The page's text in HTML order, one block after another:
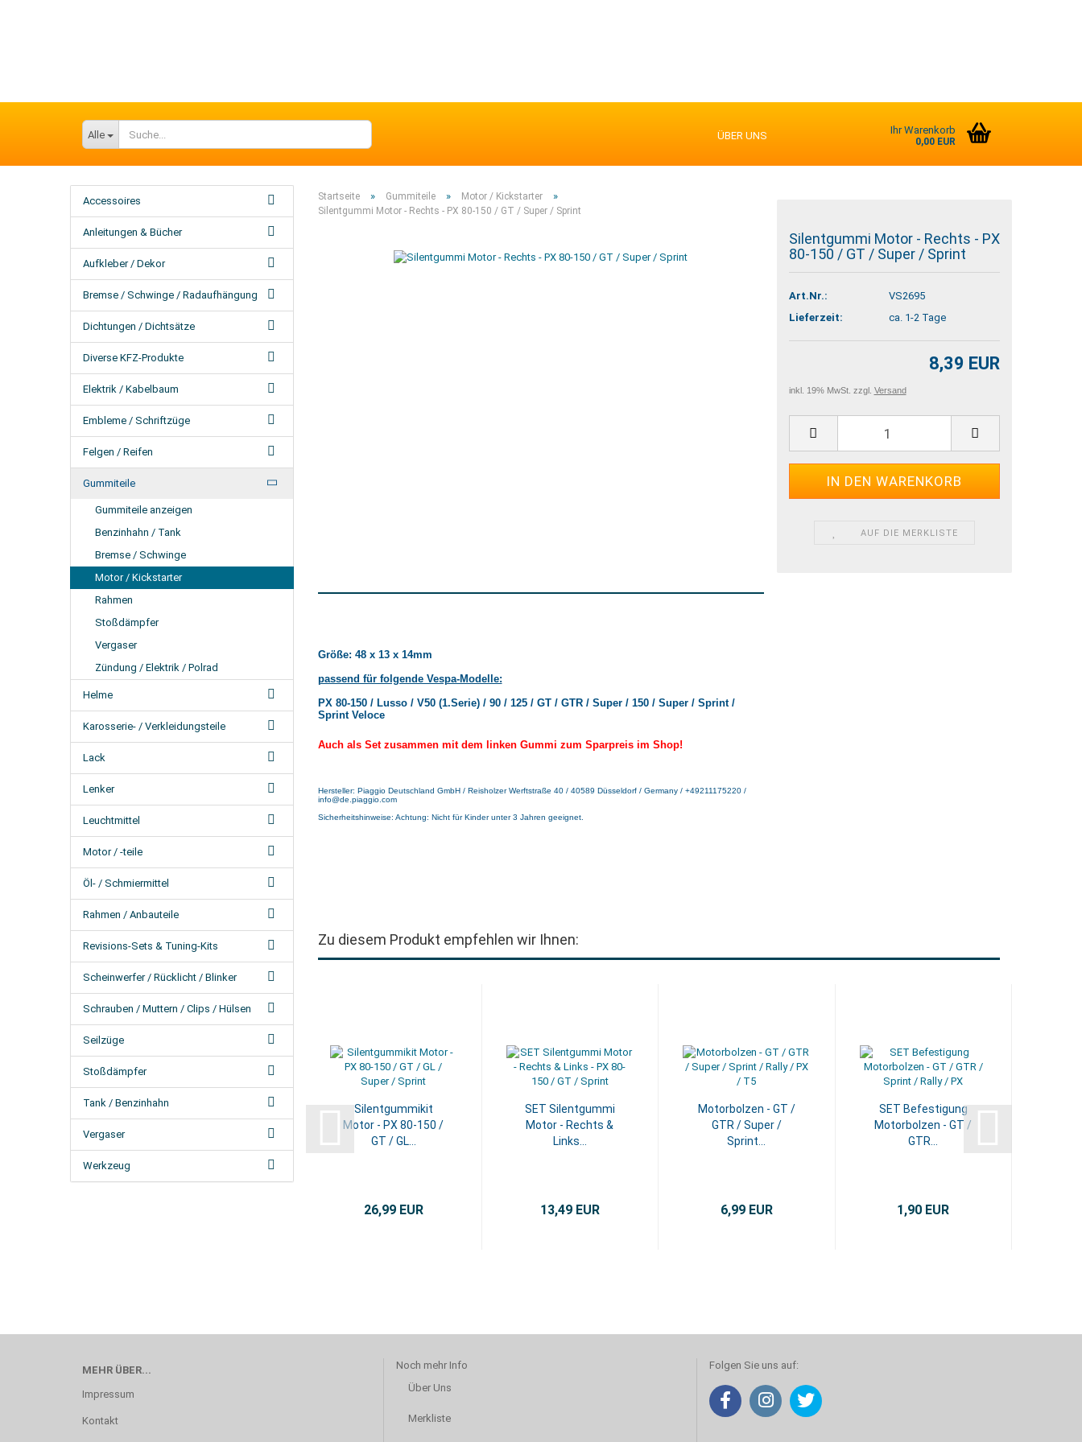
Alle Ihr Warenkorb
0,00 EUR
ÜBER UNS
Startseite » Gummiteile » Motor / Kickstarter »
Silentgummi Motor - Rechts - PX 80-150 / GT / Super / Sprint
Silentgummi Motor - Rechts - PX
80-150 / GT / Super / Sprint
Art.Nr.:
VS2695
Lieferzeit:
ca. 1-2 Tage
8,39 EUR
inkl. 19% MwSt. zzgl. Versand
AUF DIE MERKLISTE
Größe: 48 x 13 x 14mm
passend für folgende Vespa-Modelle:
PX 80-150 / Lusso / V50 (1.Serie) / 90 / 125 / GT / GTR / Super / 150 / Super / Sprint /
Sprint Veloce
Auch als Set zusammen mit dem linken Gummi zum Sparpreis im Shop!
Hersteller: Piaggio Deutschland GmbH / Reisholzer Werftstraße 40 / 40589 Düsseldorf / Germany / +49211175220 /
info@de.piaggio.com
Sicherheitshinweise: Achtung: Nicht für Kinder unter 3 Jahren geeignet.
Zu diesem Produkt empfehlen wir Ihnen:
Silentgummikit
Motor - PX 80-150 /
GT / GL...
26,99 EUR
SET Silentgummi
Motor - Rechts &
Links...
13,49 EUR
Motorbolzen - GT /
GTR / Super /
Sprint...
6,99 EUR
SET Befestigung
Motorbolzen - GT /
GTR...
1,90 EUR
Accessoires
Anleitungen & Bücher
Aufkleber / Dekor
Bremse / Schwinge / Radaufhängung
Dichtungen / Dichtsätze
Diverse KFZ-Produkte
Elektrik / Kabelbaum
Embleme / Schriftzüge
Felgen / Reifen
Gummiteile
Gummiteile anzeigen
Benzinhahn / Tank
Bremse / Schwinge
Motor / Kickstarter
Rahmen
Stoßdämpfer
Vergaser
Zündung / Elektrik / Polrad
Helme
Karosserie- / Verkleidungsteile
Lack
Lenker
Leuchtmittel
Motor / -teile
Öl- / Schmiermittel
Rahmen / Anbauteile
Revisions-Sets & Tuning-Kits
Scheinwerfer / Rücklicht / Blinker
Schrauben / Muttern / Clips / Hülsen
Seilzüge
Stoßdämpfer
Tank / Benzinhahn
Vergaser
Werkzeug
MEHR ÜBER...
Impressum
Kontakt
Noch mehr Info
Über Uns
Merkliste
Folgen Sie uns auf: